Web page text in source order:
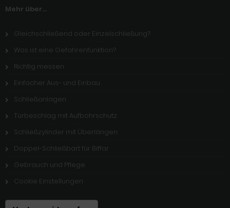
Mehr über...
Gleichschließend oder Einzelschließung?
Was ist eine Gefahrenfunktion?
Richtig messen
Einfacher Aus- und Einbau
Schließanlagen
Türbeschlag mit Aufbohrschutz
Schließzylinder mit Überlängen
Doppel-Schließbart für Biffar
Gebrauch und Pflege
Cookie Einstellungen